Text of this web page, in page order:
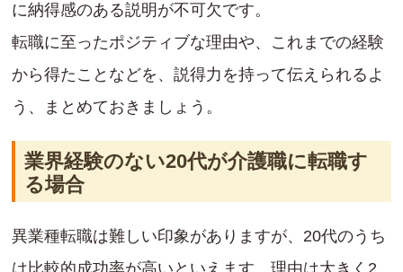
に納得感のある説明が不可欠です。
転職に至ったポジティブな理由や、これまでの経験
から得たことなどを、説得力を持って伝えられるよ
う、まとめておきましょう。
業界経験のない20代が介護職に転職す
る場合
異業種転職は難しい印象がありますが、20代のうち
は比較的成功率が高いといえます。理由は大きく2